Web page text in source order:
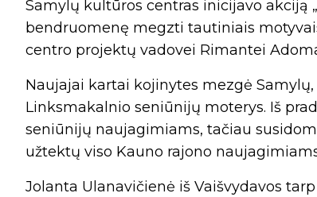
Samylų kultūros centras inicijavo akciją
bendruomenę megzti tautiniais
centro projektų vadovei Rimantei
Naujajai kartai kojinytes mezgė
Linksmakalnio seniūnijų moterys. Iš
seniūnijų naujagimiams, tačiau
užtektų viso Kauno rajono
Jolanta Ulanavičienė iš Vaišvydavos